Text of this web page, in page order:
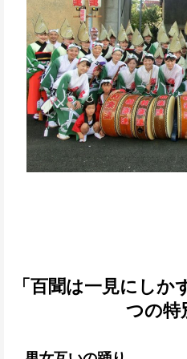
「百聞は一見にし
つの特